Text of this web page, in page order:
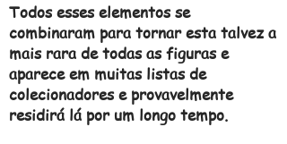
Todos esses elementos se
combinaram para tornar esta talvez a
mais rara de todas as figuras e
aparece em muitas listas de
colecionadores e provavelmente
residirá lá por um longo tempo.